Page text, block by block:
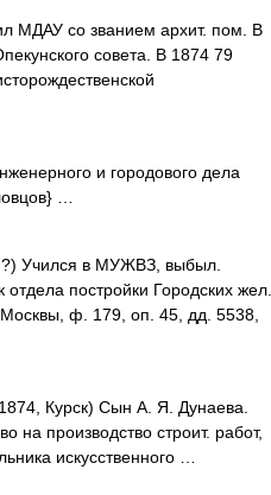
МДАУ со званием архит. пом. В
совета. В 1874 79
и городового дела
…
Учился в МУЖВЗ, выбыл.
постройки Городских жел.
ф. 179, оп. 45, дд. 5538,
Курск) Сын А. Я. Дунаева.
производство строит. работ,
искусственного …